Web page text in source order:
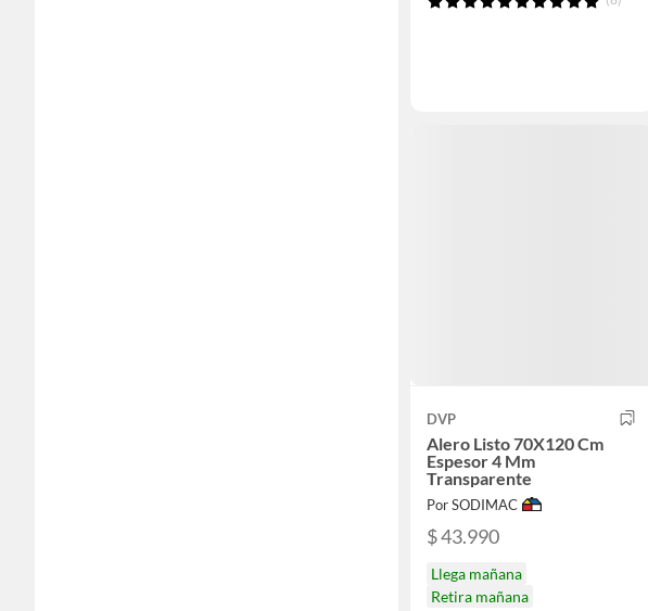
DVP
Alero Listo 70X120 Cm
Espesor 4 Mm
Transparente
Por SODIMAC
$ 43.990
Llega mañana
Retira mañana